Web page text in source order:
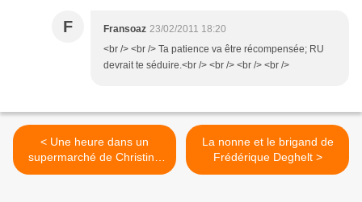
F Fransoaz 23/02/2011 18:20
<br /> <br /> Ta patience va être récompensée; RU
devrait te séduire.<br /> <br /> <br /> <br />
< Une heure dans un
supermarché de Christine
Jeanney
La nonne et le brigand de
Frédérique Deghelt >